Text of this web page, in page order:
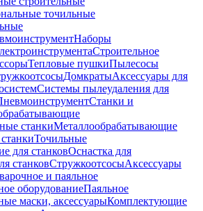
точильные
Наборы
Строительное
Тепловые пушкиПылесосы
ДомкратыАксессуары для
Системы пылеудаления для
Станки и
станкиМеталлообрабатывающие
Точильные
для станковОснастка для
станковСтружкоотсосыАксессуары
и паяльное
оборудованиеПаяльное
маски, аксессуарыКомплектующие